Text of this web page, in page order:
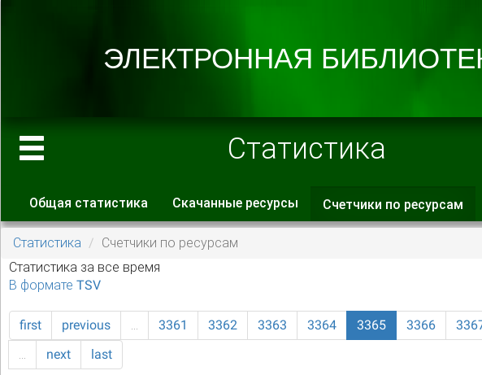
Статистика
Главные вкладки
Общая статистика Скачанные ресурсы Счетчики по ресурсам
Статистика
Счетчики по ресурсам
Статистика за все время
В формате TSV
first previous … 3361 3362 3363 3364 3365 3366
…
next last